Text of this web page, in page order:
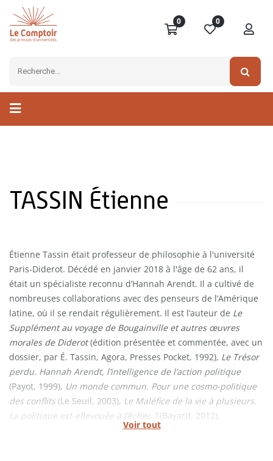
0 0
TASSIN Étienne
Voir tout
Étienne Tassin était professeur de philosophie à l'université
Paris-Diderot. Décédé en janvier 2018 à l'âge de 62 ans, il
était un spécialiste reconnu d’Hannah Arendt. Il a cultivé de
nombreuses collaborations avec des penseurs de l’Amérique
latine, où il se rendait régulièrement. Il est l’auteur de Le
Supplément au voyage de Bougainville et autres œuvres
morales de Diderot(édition présentée et commentée, avec un
dossier, par É. Tassin, Agora, Presses Pocket, 1992), Le Trésor
perdu. Hannah Arendt, l’intelligence de l’action politique
(Payot, 1999), Un monde commun. Pour une cosmo-politique
des conflits (Le Seuil, 2003), Le Maléfice de la vie à plusieurs.
La politique est-ellevouée à l’échec ? (Bayard, 2012).